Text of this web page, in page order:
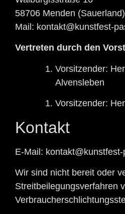
58706 Menden (Sauerland)
Mail: kontakt@kunstfest-
Vertreten durch den
Vorsitzender:
Alvensleben
Vorsitzender:
Kontakt
E-Mail:
Wir sind nicht bereit oder
Streitbeilegungsverfahren